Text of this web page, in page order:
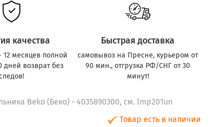
качества
12 месяцев полной
дней возврат без
Быстрая доставка
самовывоз на Пресне, курьером от
90 мин., отгрузка РФ/СНГ от 30
минут!
Beko (Беко) - 4035890300, см. lmp201un
Товар есть в наличии